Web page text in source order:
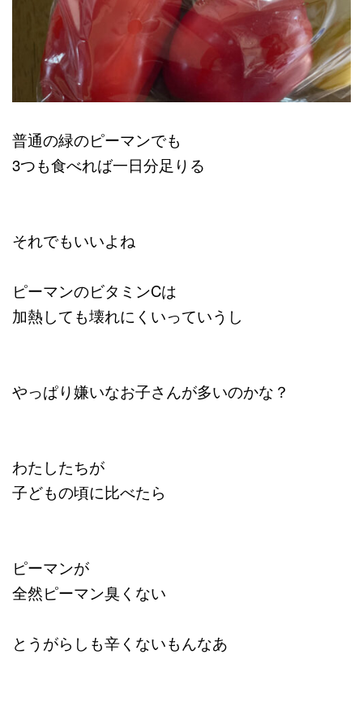
普通の緑のピーマンでも
3つも食べれば一日分足りる
それでもいいよね
ピーマンのビタミンCは
加熱しても壊れにくいっていうし
やっぱり嫌いなお子さんが多いのかな？
わたしたちが
子どもの頃に比べたら
ピーマンが
全然ピーマン臭くない
とうがらしも辛くないもんなあ